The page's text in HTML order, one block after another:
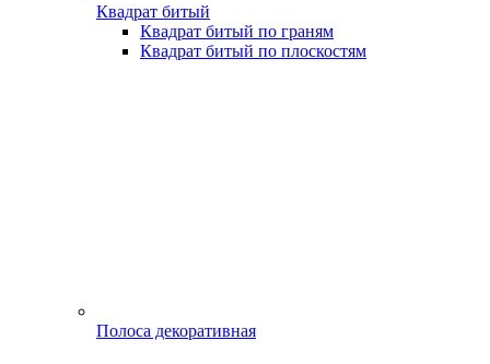
Квадрат битый
Квадрат битый по граням
Квадрат битый по плоскостям
Полоса декоративная